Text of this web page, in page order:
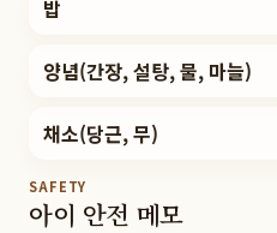
밥
양념(간장, 설탕, 물, 마늘)
채소(당근, 무)
SAFETY
아이 안전 메모